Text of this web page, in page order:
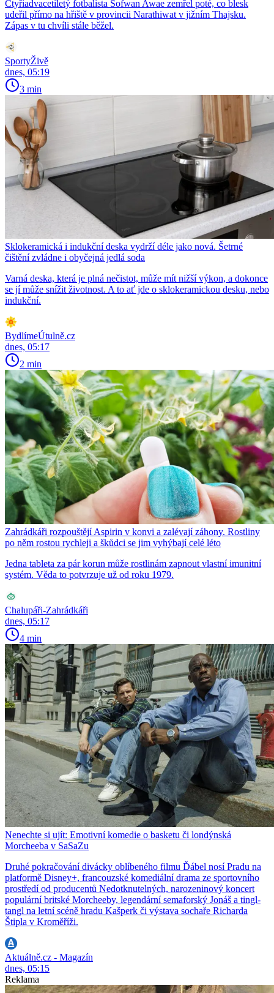
Čtyřiadvacetiletý fotbalista Sofwan Awae zemřel poté, co blesk
udeřil přímo na hřiště v provincii Narathiwat v jižním Thajsku.
Zápas v tu chvíli stále běžel.
SportyŽivě
dnes, 05:19
3 min
Sklokeramická i indukční deska vydrží déle jako nová. Šetrné
čištění zvládne i obyčejná jedlá soda
Varná deska, která je plná nečistot, může mít nižší výkon, a dokonce
se jí může snížit životnost. A to ať jde o sklokeramickou desku, nebo
indukční.
BydlímeÚtulně.cz
dnes, 05:17
2 min
Zahrádkáři rozpouštějí Aspirin v konvi a zalévají záhony. Rostliny
po něm rostou rychleji a škůdci se jim vyhýbají celé léto
Jedna tableta za pár korun může rostlinám zapnout vlastní imunitní
systém. Věda to potvrzuje už od roku 1979.
Chalupáři-Zahrádkáři
dnes, 05:17
4 min
Nenechte si ujít: Emotivní komedie o basketu či londýnská
Morcheeba v SaSaZu
Druhé pokračování divácky oblíbeného filmu Ďábel nosí Pradu na
platformě Disney+, francouzské komediální drama ze sportovního
prostředí od producentů Nedotknutelných, narozeninový koncert
populární britské Morcheeby, legendární semaforský Jonáš a tingl-
tangl na letní scéně hradu Kašperk či výstava sochaře Richarda
Štipla v Kroměříži.
Aktuálně.cz - Magazín
dnes, 05:15
Reklama